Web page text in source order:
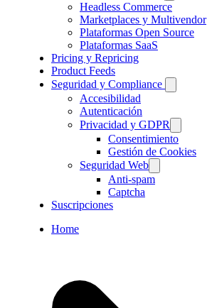
Headless Commerce
Marketplaces y Multivendor
Plataformas Open Source
Plataformas SaaS
Pricing y Repricing
Product Feeds
Seguridad y Compliance
Accesibilidad
Autenticación
Privacidad y GDPR
Consentimiento
Gestión de Cookies
Seguridad Web
Anti-spam
Captcha
Suscripciones
Home